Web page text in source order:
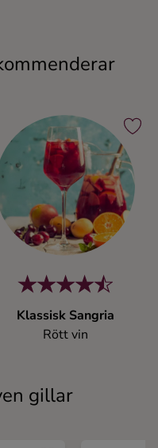
Klassisk Sangria
Rött vin
gillar